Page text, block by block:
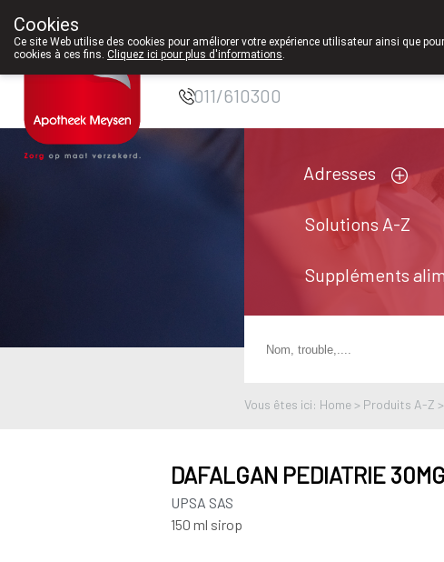
Pharmacie Meysen
SPRL
011/610300
Adresses
Solutions A-Z
Suppléments
Vous êtes ici: Home > Produits A-Z >
DAFALGAN PEDIATRIE
UPSA SAS
150 ml sirop
Cookies
Ce site Web utilise des cookies pour améliorer votre expérience utilisateur ainsi que
cookies à ces fins. Cliquez ici pour plus d'informations.